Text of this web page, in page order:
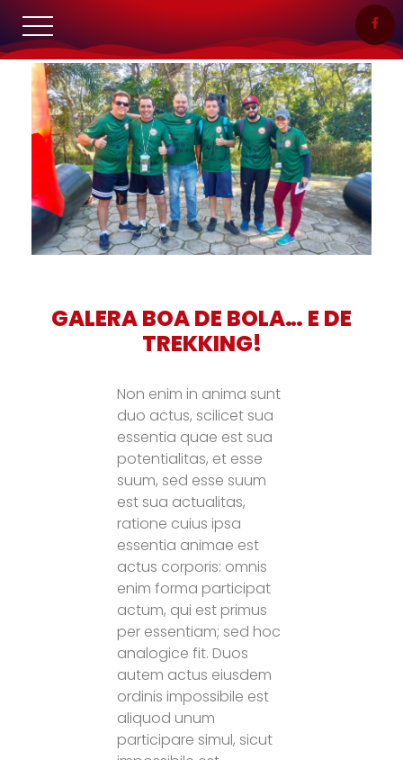
GALERA BOA DE BOLA… E DE
TREKKING!
Non enim in anima sunt
duo actus, scilicet sua
essentia quae est sua
potentialitas, et esse
suum, sed esse suum
est sua actualitas,
ratione cuius ipsa
essentia animae est
actus corporis: omnis
enim forma participat
actum, qui est primus
per essentiam; sed hoc
analogice fit. Duos
autem actus eiusdem
ordinis impossibile est
aliquod unum
participare simul, sicut